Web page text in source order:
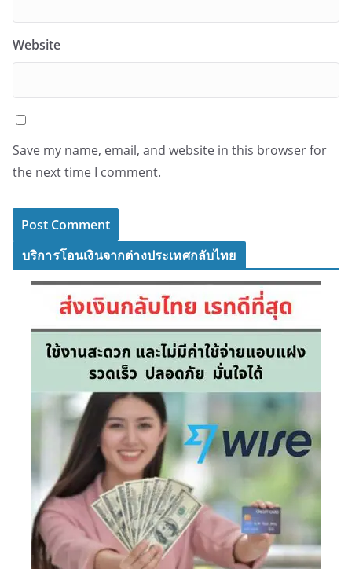
Website
Save my name, email, and website in this browser for
the next time I comment.
บริการโอนเงินจากต่างประเทศกลับไทย